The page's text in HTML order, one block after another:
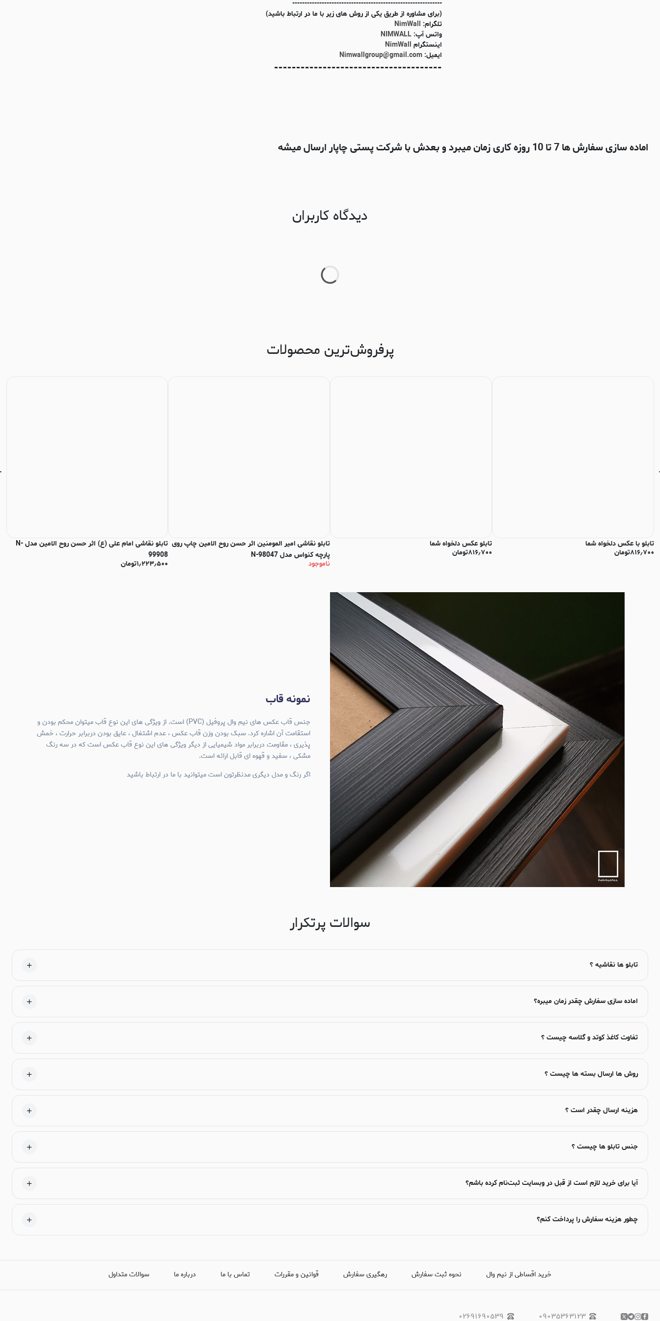
-------------------------------------------------------------
(برای مشاوره از طریق یکی از روش های زیر با ما در ارتباط باشید)
تلگرام: NimWall
واتس آپ: NIMWALL
اینستگرام NimWall
ایمیل: Nimwallgroup@gmail.com
--------------------------------------
اماده سازی سفارش ها 7 تا 10 روزه کاری زمان میبرد و بعدش با شرکت پستی چاپار ارسال میشه
دیدگاه کاربران
پرفروش‌ترین محصولات
تابلو با عکس دلخواه شما
۸۱۶٫۷۰۰تومان
تابلو عکس دلخواه شما
۸۱۶٫۷۰۰تومان
تابلو نقاشی امیر المومنین اثر حسن روح الامین چاپ روی
پارچه کنواس مدل N-98047
ناموجود
تابلو نقاشی امام علی (ع) اثر حسن روح الامین مدل N-
99908
۱٫۲۲۳٫۵۰۰تومان
نمونه قاب
جنس قاب عکس های نیم وال پروفیل (PVC) است. از ویژگی های این نوع قاب میتوان محکم بودن و
استقامت آن اشاره کرد. سبک بودن وزن قاب عکس ، عدم اشتغال ، عایق بودن دربرابر حرارت ، خمش
پذیری ، مقاومت دربرابر مواد شیمیایی از دیگر ویژگی های این نوع قاب عکس است که در سه رنگ
مشکی ، سفید و قهوه ای قابل ارائه است.
اگر رنگ و مدل دیگری مدنظرتون است میتوانید با ما در ارتباط باشید
سوالات پرتکرار
تابلو ها نقاشیه ؟
اماده سازی سفارش چقدر زمان میبره؟
تفاوت کاغذ کوتد و گلاسه چیست ؟
روش ها ارسال بسته ها چیست ؟
هزینه ارسال چقدر است ؟
جنس تابلو ها چیست ؟
آیا برای خرید لازم است از قبل در وبسایت ثبت‌نام کرده باشم؟
چطور هزینه سفارش را پرداخت کنم؟
خرید اقساطی از نیم وال نحوه ثبت سفارش رهگیری سفارش قوانین و مقررات تماس با ما درباره ما سوالات متداول
۰۹۰۳۵۳۶۳۱۲۳ ۰۲۶۹۱۶۹۰۵۳۹